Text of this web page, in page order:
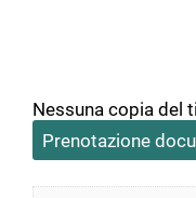
Nessuna copia del
Prenotazione